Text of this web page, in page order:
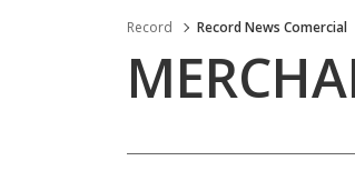
Record Record News Comercial